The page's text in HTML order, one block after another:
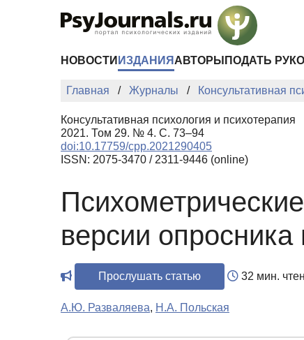
НОВОСТИ ИЗДАНИЯ АВТОРЫ ПОДАТЬ
Главная Журналы Консультативная
Консультативная психология и психотерапия
2021. Том 29. № 4. С. 73–94
doi:10.17759/cpp.2021290405
ISSN: 2075-3470 / 2311-9446 (online)
версии
Прослушать статью 32 мин.
А.Ю. Разваляева, Н.А. Польская